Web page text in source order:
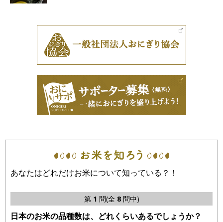
あなたはどれだけお米について知っている？！
第 1 問(全 8問中)
日本のお米の品種数は、どれくらいあるでしょうか？